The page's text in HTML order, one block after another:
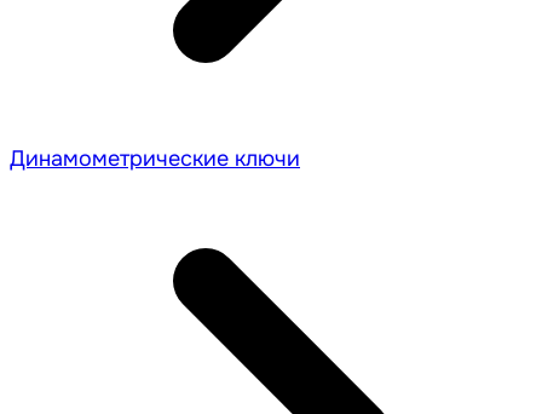
Динамометрические ключи